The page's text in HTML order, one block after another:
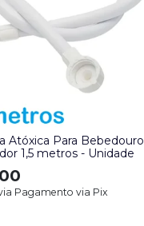
Atóxica Para Bebedouro
1,5 metros - Unidade
Pagamento via Pix